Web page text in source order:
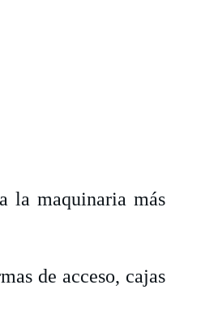
la maquinaria más
de acceso, cajas